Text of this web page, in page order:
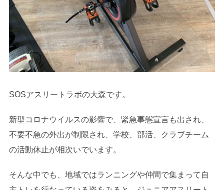
SOSアスリートラボの大森です。
新型コロナウイルスの影響で、緊急事態宣言も出され、
不要不急の外出が制限され、学校、部活、クラブチーム
の活動休止が相次いでいます。
そんな中でも、地域ではランニングや仲間で集まって自